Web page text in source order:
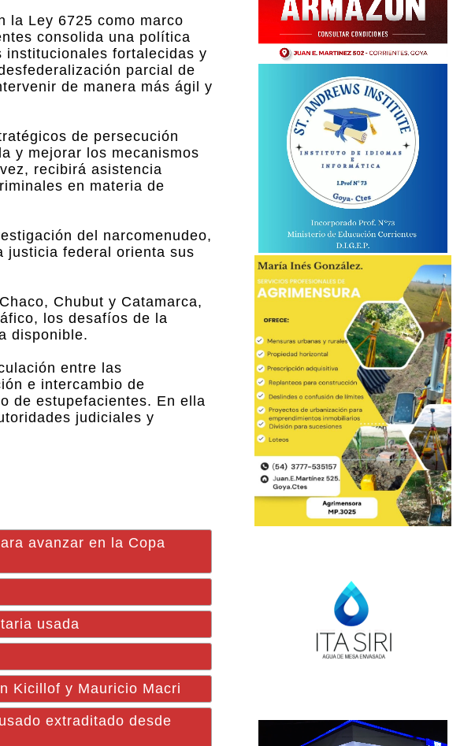
la Ley 6725 como marco
consolida una política
institucionales fortalecidas y
parcial de
de manera más ágil y
de persecución
y mejorar los mecanismos
recibirá asistencia
en materia de
del narcomenudeo,
justicia federal orienta sus
Chubut y Catamarca,
los desafíos de la
disponible.
entre las
e intercambio de
de estupefacientes. En ella
judiciales y
avanzar en la Copa
usada
Kicillof y Mauricio Macri
extraditado desde